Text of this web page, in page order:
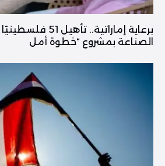
برعاية إماراتية..
الصناعة بمشروع “خطوة أمل